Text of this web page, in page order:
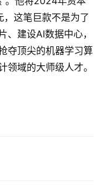
这笔巨款不是为了
建设AI数据中心，
夺顶尖的机器学习算
域的大师级人才。